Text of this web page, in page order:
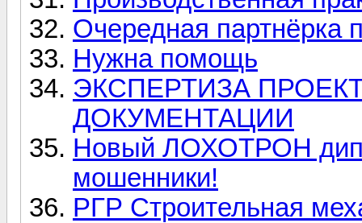
Очередная партнёрка
Нужна помощь
ЭКСПЕРТИЗА
ДОКУМЕНТАЦИИ
Новый ЛОХОТРОН
мошенники!
РГР Строительная